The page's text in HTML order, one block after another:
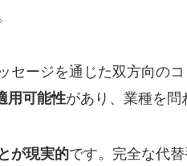
ージを通じた双方向のコ
用可能性があり、業種を問
が現実的です。完全な代替